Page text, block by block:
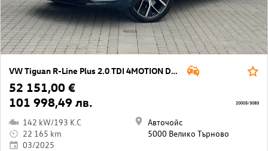
VW Tiguan R-Line Plus 2.0 TDI 4MOTION DSG
52 151,00 €
101 998,49 лв.
142 kW/193 K.C
22 165 km
03/2025
Авточойс
5000 Велико Търново
20005/3083